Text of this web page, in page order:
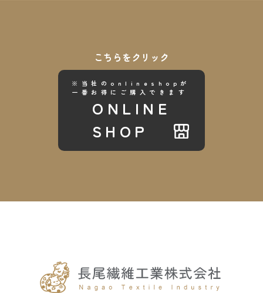
こちらをクリック
※当社のonlineshopが
一番お得にご購入できます
ONLINE
SHOP